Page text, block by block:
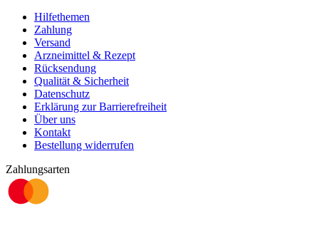
Hilfethemen
Zahlung
Versand
Arzneimittel & Rezept
Rücksendung
Qualität & Sicherheit
Datenschutz
Erklärung zur Barrierefreiheit
Über uns
Kontakt
Bestellung widerrufen
Zahlungsarten